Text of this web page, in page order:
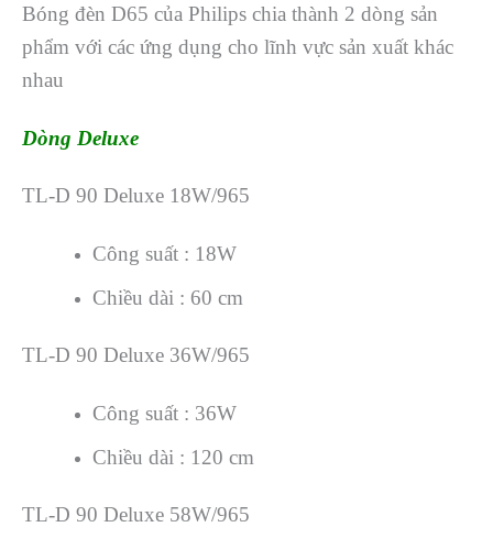
Bóng đèn D65 của Philips chia thành 2 dòng sản
phẩm với các ứng dụng cho lĩnh vực sản xuất khác
nhau
Dòng Deluxe
TL-D 90 Deluxe 18W/965
Công suất : 18W
Chiều dài : 60 cm
TL-D 90 Deluxe 36W/965
Công suất : 36W
Chiều dài : 120 cm
TL-D 90 Deluxe 58W/965